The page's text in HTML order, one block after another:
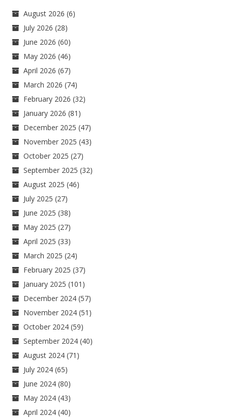
August 2026 (6)
July 2026 (28)
June 2026 (60)
May 2026 (46)
April 2026 (67)
March 2026 (74)
February 2026 (32)
January 2026 (81)
December 2025 (47)
November 2025 (43)
October 2025 (27)
September 2025 (32)
August 2025 (46)
July 2025 (27)
June 2025 (38)
May 2025 (27)
April 2025 (33)
March 2025 (24)
February 2025 (37)
January 2025 (101)
December 2024 (57)
November 2024 (51)
October 2024 (59)
September 2024 (40)
August 2024 (71)
July 2024 (65)
June 2024 (80)
May 2024 (43)
April 2024 (40)